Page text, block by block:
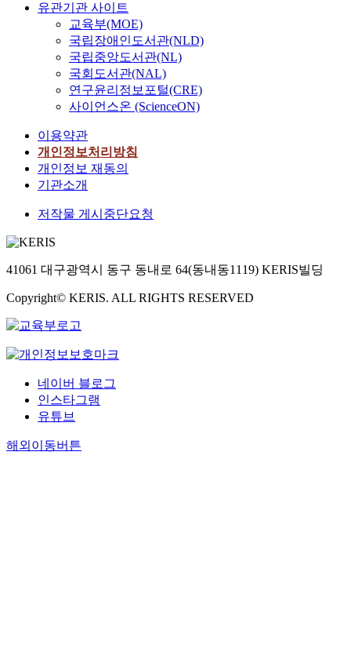
유관기관 사이트
교육부(MOE)
국립장애인도서관(NLD)
국립중앙도서관(NL)
국회도서관(NAL)
연구윤리정보포털(CRE)
사이언스온 (ScienceON)
이용약관
개인정보처리방침
개인정보 재동의
기관소개
저작물 게시중단요청
41061 대구광역시 동구 동내로 64(동내동1119) KERIS빌딩
Copyright© KERIS. ALL RIGHTS RESERVED
네이버 블로그
인스타그램
유튜브
해외이동버튼